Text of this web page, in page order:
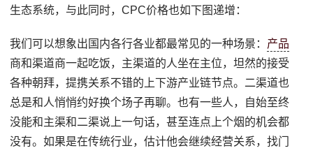
生态系统，与此同时，CPC价格也如下图递增：
我们可以想象出国内各行各业都最常见的一种场景： 产品
商和渠道商一起吃饭，主渠道的人坐在主位，坦然的接受
各种朝拜，提携关系不错的上下游产业链节点。二渠道也
总是和人悄悄约好换个场子再聊。也有一些人，自始至终
没能和主渠和二渠说上一句话，甚至连点上个烟的机会都
没有。如果是在传统行业，估计他会继续经营关系，找门